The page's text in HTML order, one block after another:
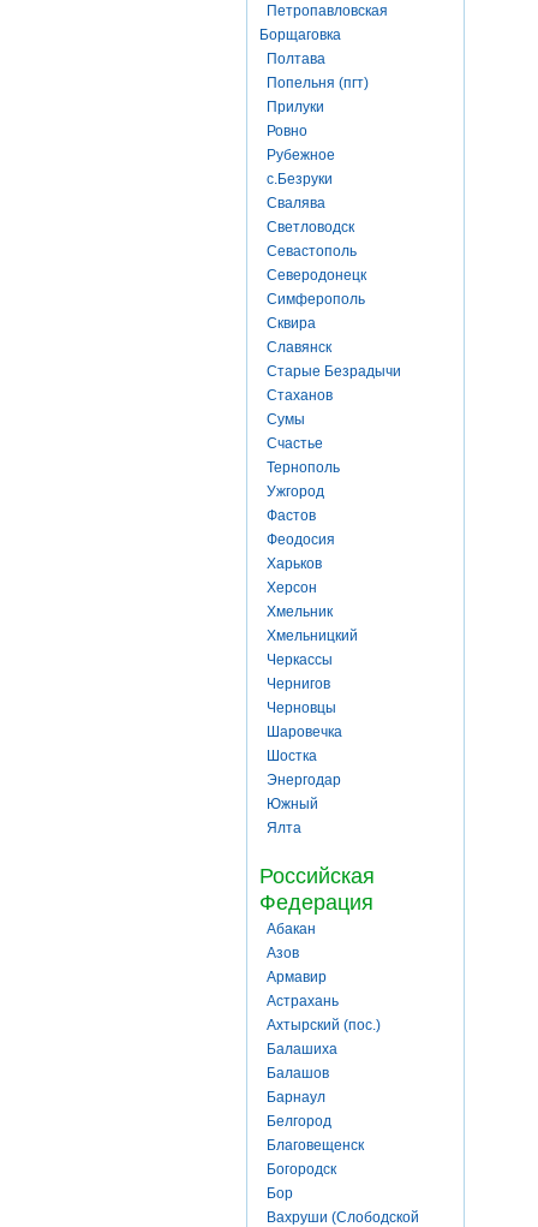
Петропавловская
Борщаговка
Полтава
Попельня (пгт)
Прилуки
Ровно
Рубежное
с.Безруки
Свалява
Светловодск
Севастополь
Северодонецк
Симферополь
Сквира
Славянск
Старые Безрадычи
Стаханов
Сумы
Счастье
Тернополь
Ужгород
Фастов
Феодосия
Харьков
Херсон
Хмельник
Хмельницкий
Черкассы
Чернигов
Черновцы
Шаровечка
Шостка
Энергодар
Южный
Ялта
Российская
Федерация
Абакан
Азов
Армавир
Астрахань
Ахтырский (пос.)
Балашиха
Балашов
Барнаул
Белгород
Благовещенск
Богородск
Бор
Вахруши (Слободской